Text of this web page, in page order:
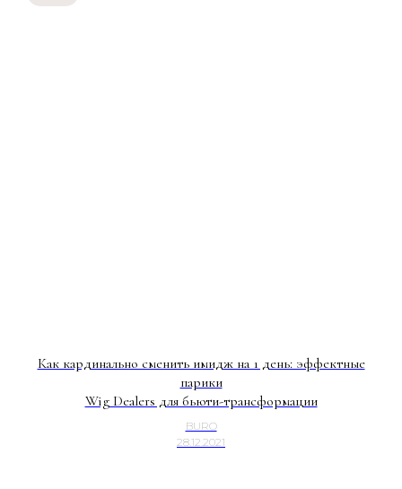
Как кардинально сменить имидж на 1 день: эффектные
парики
Wig Dealers для бьюти-трансформации
BURO
28.12.2021